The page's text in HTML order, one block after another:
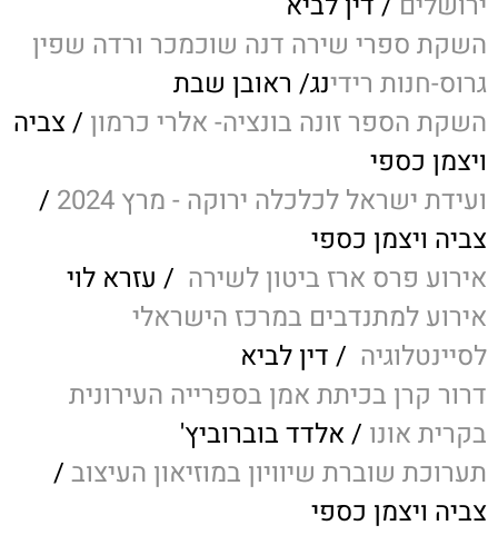
השקת ספרי שירה דנה שוכמכר ורדה שפין
גרוס-חנות רידינג/ ראובן שבת
השקת הספר זונה בונציה- אלרי כרמון / צביה
ויצמן כספי
ועידת ישראל לכלכלה ירוקה - מרץ 2024
/
צביה ויצמן כספי
אירוע פרס ארז ביטון לשירה / עזרא לוי
אירוע למתנדבים במרכז הישראלי
לסיינטלוגיה / דין לביא
דרור קרן בכיתת אמן בספרייה העירונית
בקרית אונו / אלדד בוברוביץ'
תערוכת שוברת שיוויון במוזיאון העיצוב /
צביה ויצמן כספי